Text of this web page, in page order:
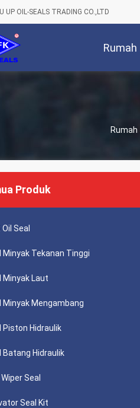
UP OIL-SEALS TRADING CO.,LTD
Rumah
Rumah
Produk
Seal
Minyak Tekanan Tinggi
Minyak Laut
Minyak Mengambang
Piston Hidraulik
Batang Hidraulik
Seal
Seal Kit